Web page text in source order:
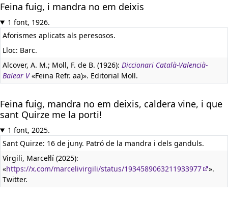
Feina fuig, i mandra no em deixis
1 font, 1926.
Aforismes aplicats als peresosos.
Lloc: Barc.
Alcover, A. M.; Moll, F. de B. (1926): Diccionari Català-Valencià-
Balear V«Feina Refr. aa)». Editorial Moll.
Feina fuig, mandra no em deixis, caldera vine, i que
sant Quirze me la porti!
1 font, 2025.
Sant Quirze: 16 de juny. Patró de la mandra i dels ganduls.
Virgili, Marcel·lí (2025):
«https://x.com/marcelivirgili/status/1934589063211933977
».
Twitter.